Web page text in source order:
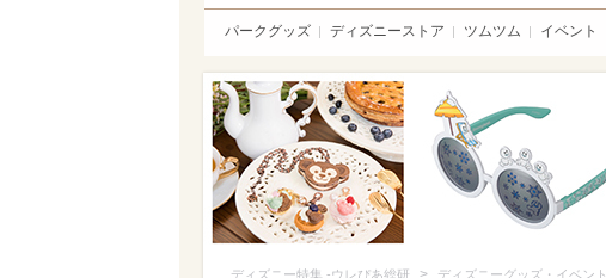
パークグッズ ディズニーストア ツムツム イベント
ディズニー特集 -ウレぴあ総研 > ディズニーグッズ・イベント